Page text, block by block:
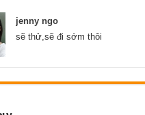
jenny ngo
sẽ thử,sẽ đi sớm thôi